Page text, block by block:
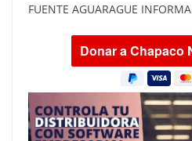
FUENTE AGUARAGUE INFORMA